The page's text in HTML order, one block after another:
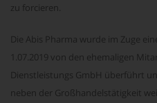
zu forcieren.
Die Abis Pharma wurde im Zuge
1.07.2019 von den ehemaligen
Dienstleistungs GmbH überführt
neben der Großhandelstätigkeit